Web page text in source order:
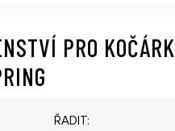
PRO
ŘADIT: